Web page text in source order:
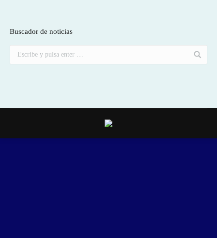
Buscador de noticias